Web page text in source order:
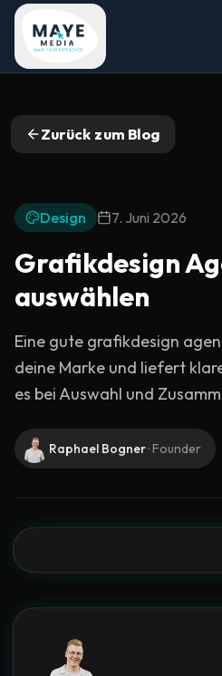
Zurück zum Blog
Design 7. Juni 2026
Grafikdesign
auswählen
Eine gute grafikdesign
deine Marke und liefert
es bei Auswahl und
Raphael Bogner·Founder